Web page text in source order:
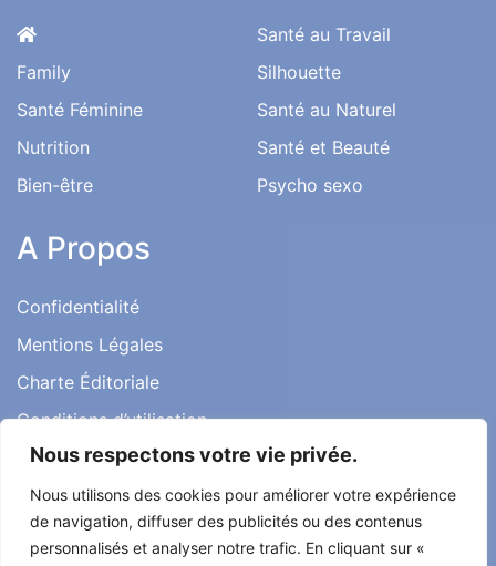
Nous respectons votre vie privée.
Nous utilisons des cookies pour améliorer votre expérience
de navigation, diffuser des publicités ou des contenus
personnalisés et analyser notre trafic. En cliquant sur «
Family
Santé Féminine
Nutrition
Bien-être
Santé au Travail
Silhouette
Santé au Naturel
Santé et Beauté
Psycho sexo
A Propos
Confidentialité
Mentions Légales
Charte Éditoriale
Conditions d’utilisation
Contact
Témoignages